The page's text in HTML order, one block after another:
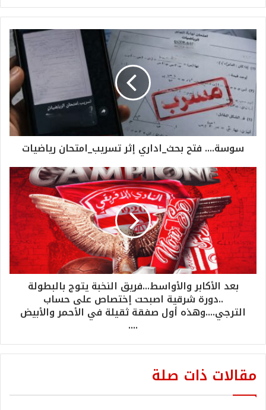
سوسة.... فتح بحث_اداري إثر تسريب_امتحان رياضيات
بعد الأكابر والأواسط...فريق النخبة يتوج بالبطولة
..دورة شرقية اصبحت إختصاص على حساب
الترجي....وهذه أول صفقة ثقيلة في الأحمر والأبيض
....
مقالات ذات صلة